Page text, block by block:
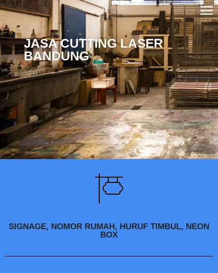
JASA CUTTING LASER
BANDUNG
SIGNAGE, NOMOR RUMAH, HURUF TIMBUL, NEON
BOX